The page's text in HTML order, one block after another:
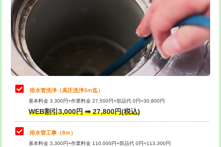
給水管工事※（ライニング鋼管・銅
管・ポリ管・HT管使用/3ｍ超え)
+8,800円
排水管工事（土の掘削・埋め戻し作
業）
11,000円~
排水管工事（排水管工事/3ｍまで） 55,000円
排水管工事（追加 排水管工事/3ｍ超
え）
マス交換（土の掘削・埋め戻し作業）
マス交換（深さ50㎝未満）
カメラ調査 33,000円
桝清掃 8,800円
止水・漏水調査・防水処理・清掃・修
理・調整・分解・加工など（軽作業）
11,000円
止水・漏水調査・防水処理・清掃・修
理・調整・分解・加工など（中作業）
22,000円
止水・漏水調査・防水処理・清掃・修
理・調整・分解・加工など（重作業）
33,000円
その他部品の脱着
排水管洗浄（高圧洗浄3ｍ迄）
基本料金 3,300円+作業料金 27,500円+部品代 0円=30,800円
WEB割引3,000円 ➡ 27,800円(税込)
排水管工事（8ｍ）
基本料金 3,300円+作業料金 110,000円+部品代 0円=113,300円